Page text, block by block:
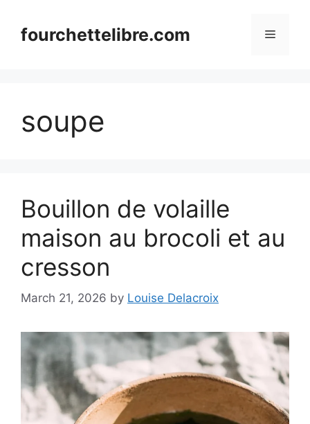
contentfourchettelibre.com Menu
soupe
Bouillon de volaille
maison au brocoli et au
cresson
March 21, 2026 by Louise Delacroix